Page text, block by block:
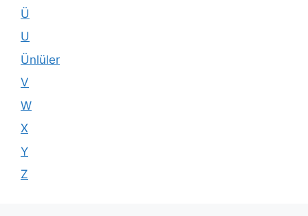
Ü
U
Ünlüler
V
W
X
Y
Z